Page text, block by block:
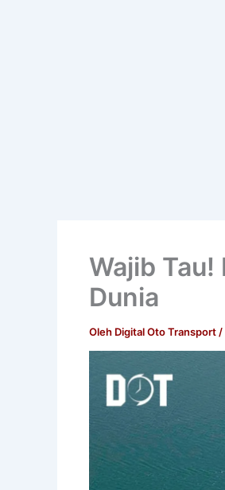
Wajib
Dunia
Oleh Digital Oto Transport /